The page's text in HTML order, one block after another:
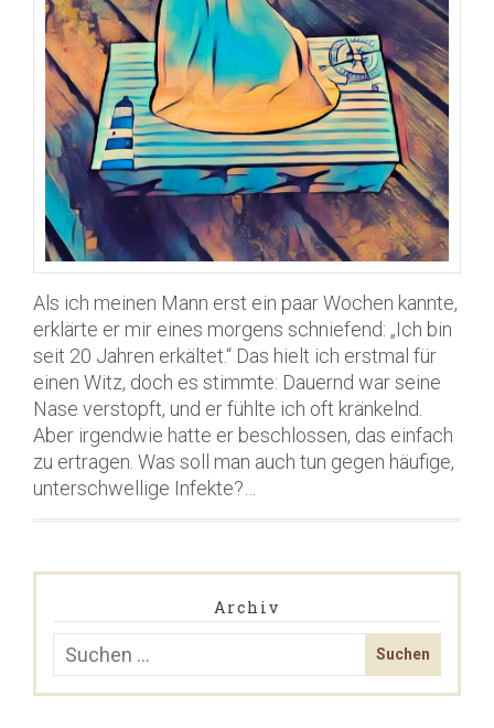
Als ich meinen Mann erst ein paar Wochen kannte,
erklärte er mir eines morgens schniefend: „Ich bin
seit 20 Jahren erkältet.“ Das hielt ich erstmal für
einen Witz, doch es stimmte: Dauernd war seine
Nase verstopft, und er fühlte ich oft kränkelnd.
Aber irgendwie hatte er beschlossen, das einfach
zu ertragen. Was soll man auch tun gegen häufige,
unterschwellige Infekte?…
Archiv